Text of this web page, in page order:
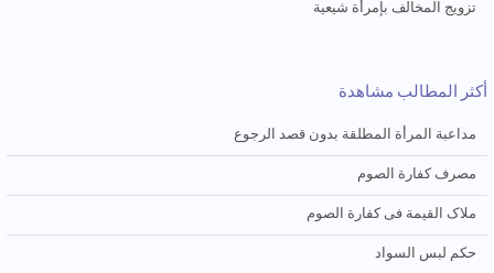
تزویج المخالف بإمرأة شیعیة
أكثر المطالب مشاهدة
مداعبة المرأة المطلقة بدون قصد الرجوع
مصرف کفارة الصوم
ملاک القیمة فی کفارة الصوم
حکم لبس السواد